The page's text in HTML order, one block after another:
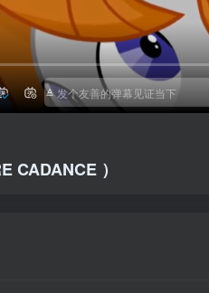
适中
CADANCE ）